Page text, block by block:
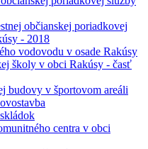
občianskej poriadkovej
- 2018
vodovodu v osade Rakúsy
školy v obci Rakúsy - časť
budovy v športovom areáli
centra v obci